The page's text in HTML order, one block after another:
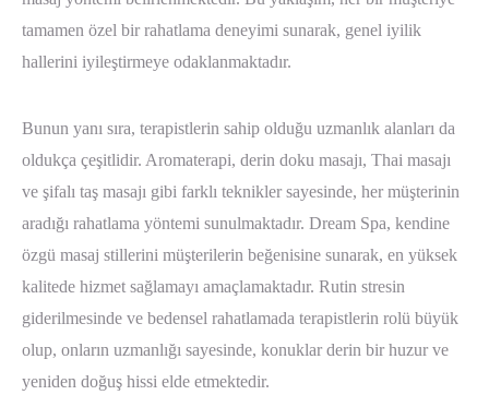
tamamen özel bir rahatlama deneyimi sunarak, genel iyilik
hallerini iyileştirmeye odaklanmaktadır.
Bunun yanı sıra, terapistlerin sahip olduğu uzmanlık alanları da
oldukça çeşitlidir. Aromaterapi, derin doku masajı, Thai masajı
ve şifalı taş masajı gibi farklı teknikler sayesinde, her müşterinin
aradığı rahatlama yöntemi sunulmaktadır. Dream Spa, kendine
özgü masaj stillerini müşterilerin beğenisine sunarak, en yüksek
kalitede hizmet sağlamayı amaçlamaktadır. Rutin stresin
giderilmesinde ve bedensel rahatlamada terapistlerin rolü büyük
olup, onların uzmanlığı sayesinde, konuklar derin bir huzur ve
yeniden doğuş hissi elde etmektedir.